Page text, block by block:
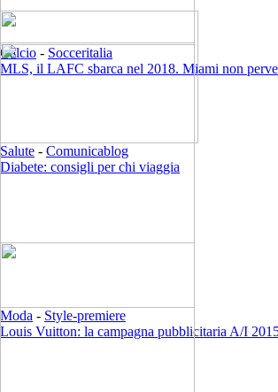
Calcio - Socceritalia
MLS, il LAFC sbarca nel 2018. Miami non
Salute - Comunicablog
Diabete: consigli per chi viaggia
Moda - Style-premiere
Louis Vuitton: la campagna pubblicitaria A/I